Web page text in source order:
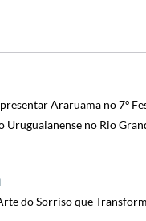
Araruama no 7º
Uruguaianense no Rio
do Sorriso que